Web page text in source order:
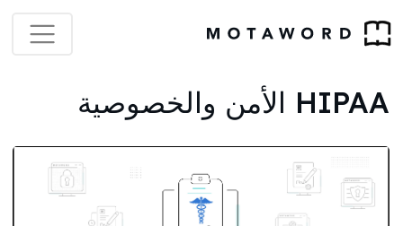
HIPAA الأمن والخصوصية